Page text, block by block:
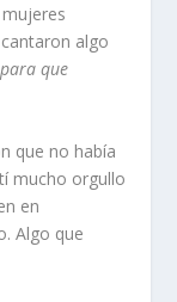
algo
que
que no había
mucho orgullo
en
Algo que